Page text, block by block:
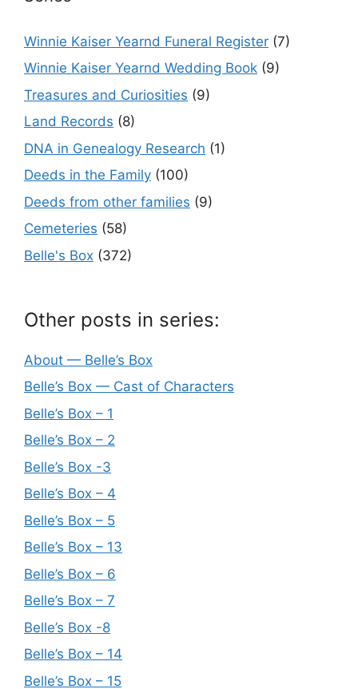
Winnie Kaiser Yearnd Funeral Register (7)
Winnie Kaiser Yearnd Wedding Book (9)
Treasures and Curiosities (9)
Land Records (8)
DNA in Genealogy Research (1)
Deeds in the Family (100)
Deeds from other families (9)
Cemeteries (58)
Belle's Box (372)
Other posts in series:
About — Belle’s Box
Belle’s Box — Cast of Characters
Belle’s Box – 1
Belle’s Box – 2
Belle’s Box -3
Belle’s Box – 4
Belle’s Box – 5
Belle’s Box – 13
Belle’s Box – 6
Belle’s Box – 7
Belle’s Box -8
Belle’s Box – 14
Belle’s Box – 15